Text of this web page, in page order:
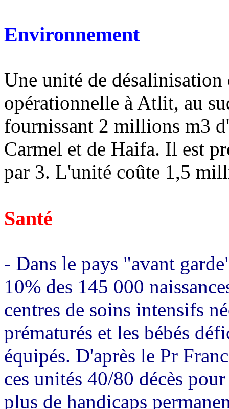
Environnement
Une unité de désalinisation
opérationnelle à Atlit, au
fournissant 2 millions m3
Carmel et de Haifa. Il est
par 3. L'unité coûte 1,5
Santé
- Dans le pays "avant
10% des 145 000
centres de soins intensifs
prématurés et les bébés
équipés. D'après le Pr
ces unités 40/80 décès
plus de handicaps